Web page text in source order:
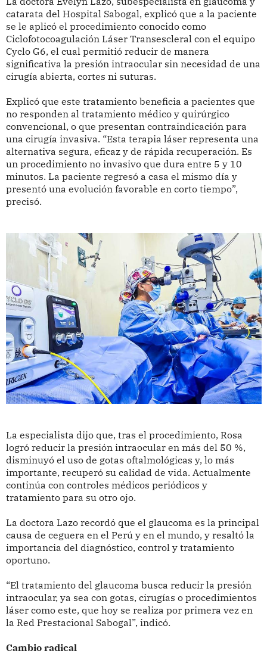
catarata del Hospital Sabogal, explicó que a la paciente
se le aplicó el procedimiento conocido como
Ciclofotocoagulación Láser Transescleral con el equipo
Cyclo G6, el cual permitió reducir de manera
significativa la presión intraocular sin necesidad de una
cirugía abierta, cortes ni suturas.
Explicó que este tratamiento beneficia a pacientes que
no responden al tratamiento médico y quirúrgico
convencional, o que presentan contraindicación para
una cirugía invasiva. “Esta terapia láser representa una
alternativa segura, eficaz y de rápida recuperación. Es
un procedimiento no invasivo que dura entre 5 y 10
minutos. La paciente regresó a casa el mismo día y
presentó una evolución favorable en corto tiempo”,
precisó.
La especialista dijo que, tras el procedimiento, Rosa
logró reducir la presión intraocular en más del 50 %,
disminuyó el uso de gotas oftalmológicas y, lo más
importante, recuperó su calidad de vida. Actualmente
continúa con controles médicos periódicos y
tratamiento para su otro ojo.
La doctora Lazo recordó que el glaucoma es la principal
causa de ceguera en el Perú y en el mundo, y resaltó la
importancia del diagnóstico, control y tratamiento
oportuno.
“El tratamiento del glaucoma busca reducir la presión
intraocular, ya sea con gotas, cirugías o procedimientos
láser como este, que hoy se realiza por primera vez en
la Red Prestacional Sabogal”, indicó.
Cambio radical